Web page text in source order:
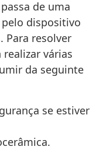
de uma
dispositivo
Para resolver
várias
da seguinte
se estiver